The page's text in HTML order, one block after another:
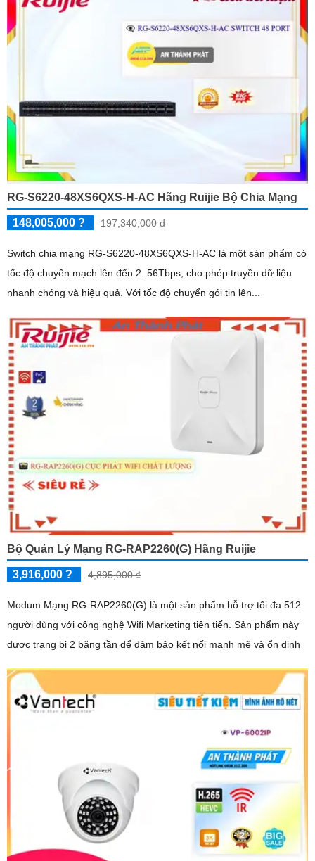
RG-S6220-48XS6QXS-H-AC Hãng Ruijie Bộ Chia Mạng
148,005,000 ? 197,340,000 d
Switch chia mạng RG-S6220-48XS6QXS-H-AC là một sản phẩm có
tốc độ chuyển mạch lên đến 2. 56Tbps, cho phép truyền dữ liệu
nhanh chóng và hiệu quả. Với tốc độ chuyển gói tin lên...
Bộ Quản Lý Mạng RG-RAP2260(G) Hãng Ruijie
3,916,000 ? 4,895,000 ₫
Modum Mạng RG-RAP2260(G) là một sản phẩm hỗ trợ tối đa 512
người dùng với công nghệ Wifi Marketing tiên tiến. Sản phẩm này
được trang bị 2 băng tần để đảm bảo kết nối mạnh mẽ và ổn định